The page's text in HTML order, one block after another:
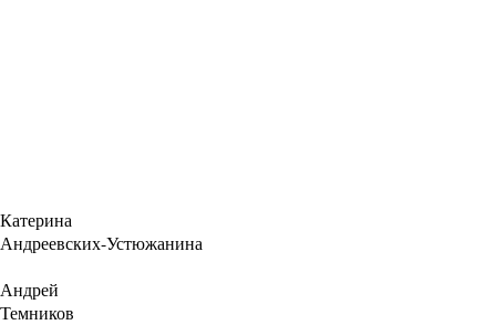
Катерина
Андреевских-Устюжанина
Андрей
Темников